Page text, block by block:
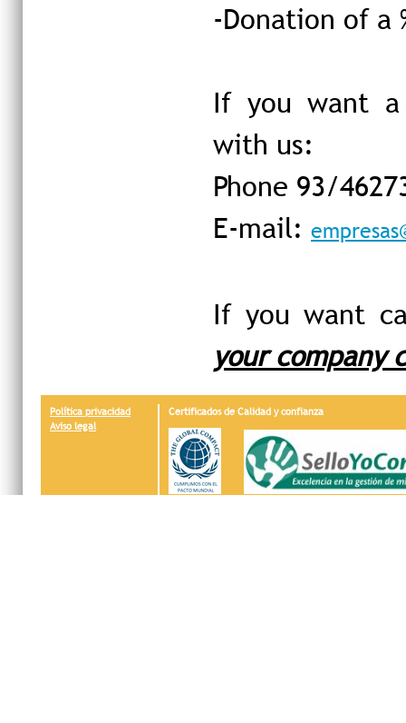
-Donation of a
If you want a
with us:
Phone 93/
E-mail:
If you want
your company
Política privacidad
Aviso legal
Certificados de Calidad y confianza